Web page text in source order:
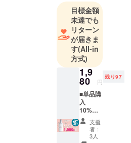
いた製品だ
けでなく、
お手元に届
くまで、手
に取ったみ
なさまにご
満足いただ
けるよう、
心を込めて
対応いたし
ます。
目標金額
未達でも
リターン
が届きま
す(All-in
方式)
1,9
80 円
残り97
■単品購
入
10%OF
F バラ
ンシン
支援
者：
3人